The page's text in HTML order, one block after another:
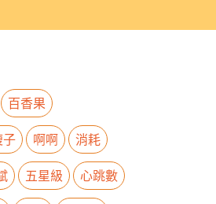
百香果
子 啊啊
消耗
五星級
心跳數